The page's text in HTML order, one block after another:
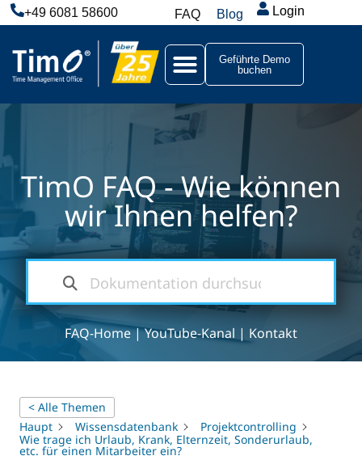
+49 6081 58600 FAQ Blog Login
Geführte Demo
buchen
TimO FAQ - Wie können
wir Ihnen helfen?
FAQ-Home|YouTube-Kanal | Kontakt
< Alle Themen
Haupt
Wissensdatenbank
Projektcontrolling
Wie trage ich Urlaub, Krank, Elternzeit, Sonderurlaub,
etc. für einen Mitarbeiter ein?